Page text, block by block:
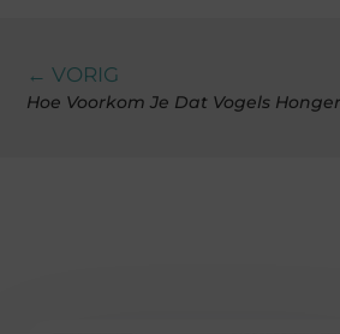
← VORIG
Hoe Voorkom Je Dat Vogels